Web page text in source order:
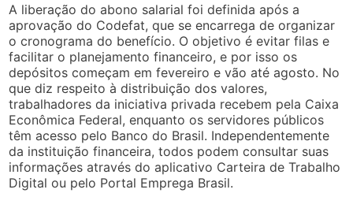
A liberação do abono salarial foi definida após a
aprovação do Codefat, que se encarrega de organizar
o cronograma do benefício. O objetivo é evitar filas e
facilitar o planejamento financeiro, e por isso os
depósitos começam em fevereiro e vão até agosto. No
que diz respeito à distribuição dos valores,
trabalhadores da iniciativa privada recebem pela Caixa
Econômica Federal, enquanto os servidores públicos
têm acesso pelo Banco do Brasil. Independentemente
da instituição financeira, todos podem consultar suas
informações através do aplicativo Carteira de Trabalho
Digital ou pelo Portal Emprega Brasil.